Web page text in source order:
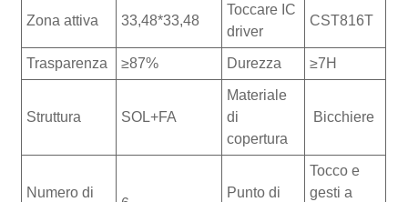
Zona attiva 33,48*33,48
Toccare IC
driver
CST816T
Trasparenza ≥87% Durezza ≥7H
Struttura SOL+FA
Materiale
di
copertura
Bicchiere
Numero di Punto di
Tocco e
gesti a